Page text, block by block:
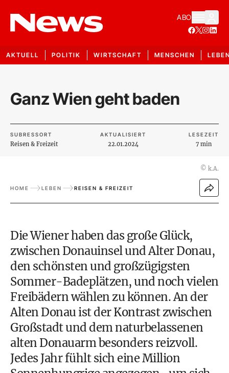
ABO
AKTUELL POLITIK WIRTSCHAFT MENSCHEN
Ganz Wien geht baden
SUBRESSORT
Reisen & Freizeit
AKTUALISIERT
22.01.2024
LESEZEIT
7 min
© k.A.
HOME LEBEN REISEN & FREIZEIT
Die Wiener haben das große Glück,
zwischen Donauinsel und Alter Donau,
den schönsten und großzügigsten
Sommer-Badeplätzen, und noch vielen
Freibädern wählen zu können. An der
Alten Donau ist der Kontrast zwischen
Großstadt und dem naturbelassenen
alten Donauarm besonders reizvoll.
Jedes Jahr fühlt sich eine Million